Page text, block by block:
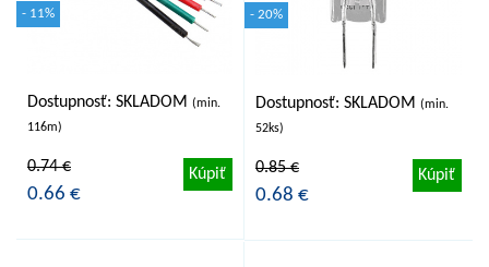
- 11%
Dostupnosť: SKLADOM (min.
116m)
0.74 €
0.66 €
Kúpiť
- 20%
Dostupnosť: SKLADOM (min.
52ks)
0.85 €
0.68 €
Kúpiť